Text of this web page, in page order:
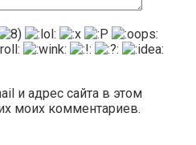
и адрес сайта в этом
моих комментариев.